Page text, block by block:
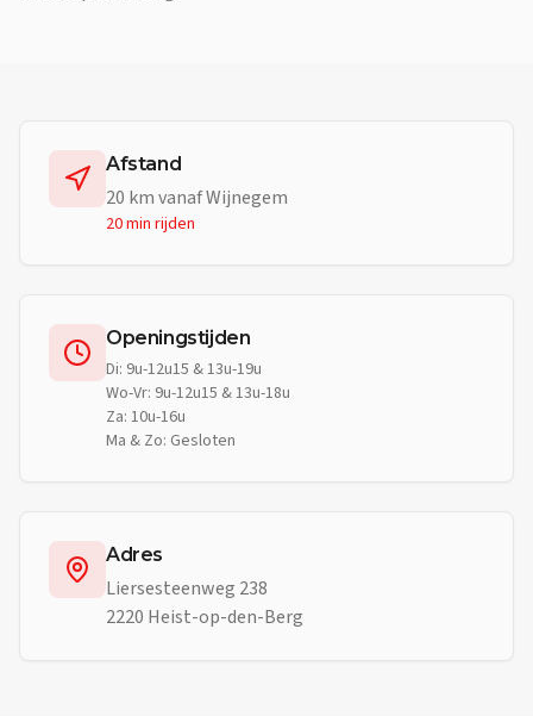
Afstand
20 km vanafWijnegem
20 min rijden
Openingstijden
Di: 9u-12u15 & 13u-19u
Wo-Vr: 9u-12u15 & 13u-18u
Za: 10u-16u
Ma & Zo: Gesloten
Adres
Liersesteenweg 238
2220 Heist-op-den-Berg